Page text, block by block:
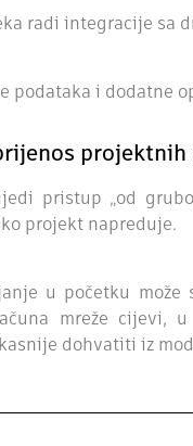
radi integracije sa
podataka i dodatne
projektnih
pristup „od
projekt napreduje.
u početku
mreže cijevi,
dohvatiti iz